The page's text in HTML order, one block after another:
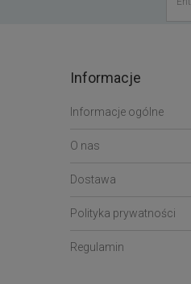
Informacje
Informacje ogólne
O nas
Dostawa
Polityka prywatności
Regulamin